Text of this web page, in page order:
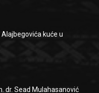
kuće u
dr. Sead Mulahasanović